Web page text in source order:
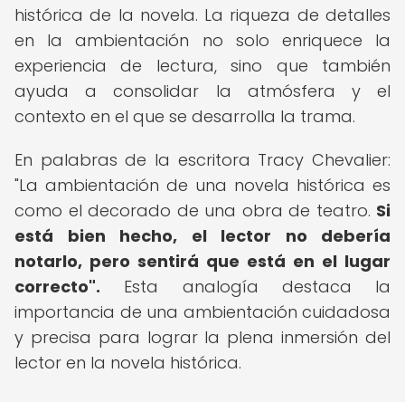
histórica de la novela. La riqueza de detalles
en la ambientación no solo enriquece la
experiencia de lectura, sino que también
ayuda a consolidar la atmósfera y el
contexto en el que se desarrolla la trama.
En palabras de la escritora Tracy Chevalier:
"La ambientación de una novela histórica es
como el decorado de una obra de teatro. Si
está bien hecho, el lector no debería
notarlo, pero sentirá que está en el lugar
correcto". Esta analogía destaca la
importancia de una ambientación cuidadosa
y precisa para lograr la plena inmersión del
lector en la novela histórica.